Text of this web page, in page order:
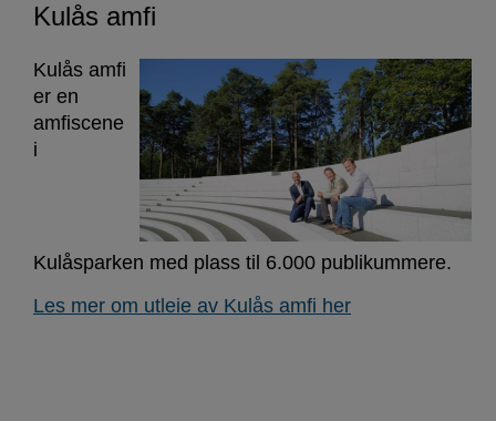
Kulås amfi
Kulås amfi
er en
amfiscene
i
Kulåsparken med plass til 6.000 publikummere.
Les mer om utleie av Kulås amfi her